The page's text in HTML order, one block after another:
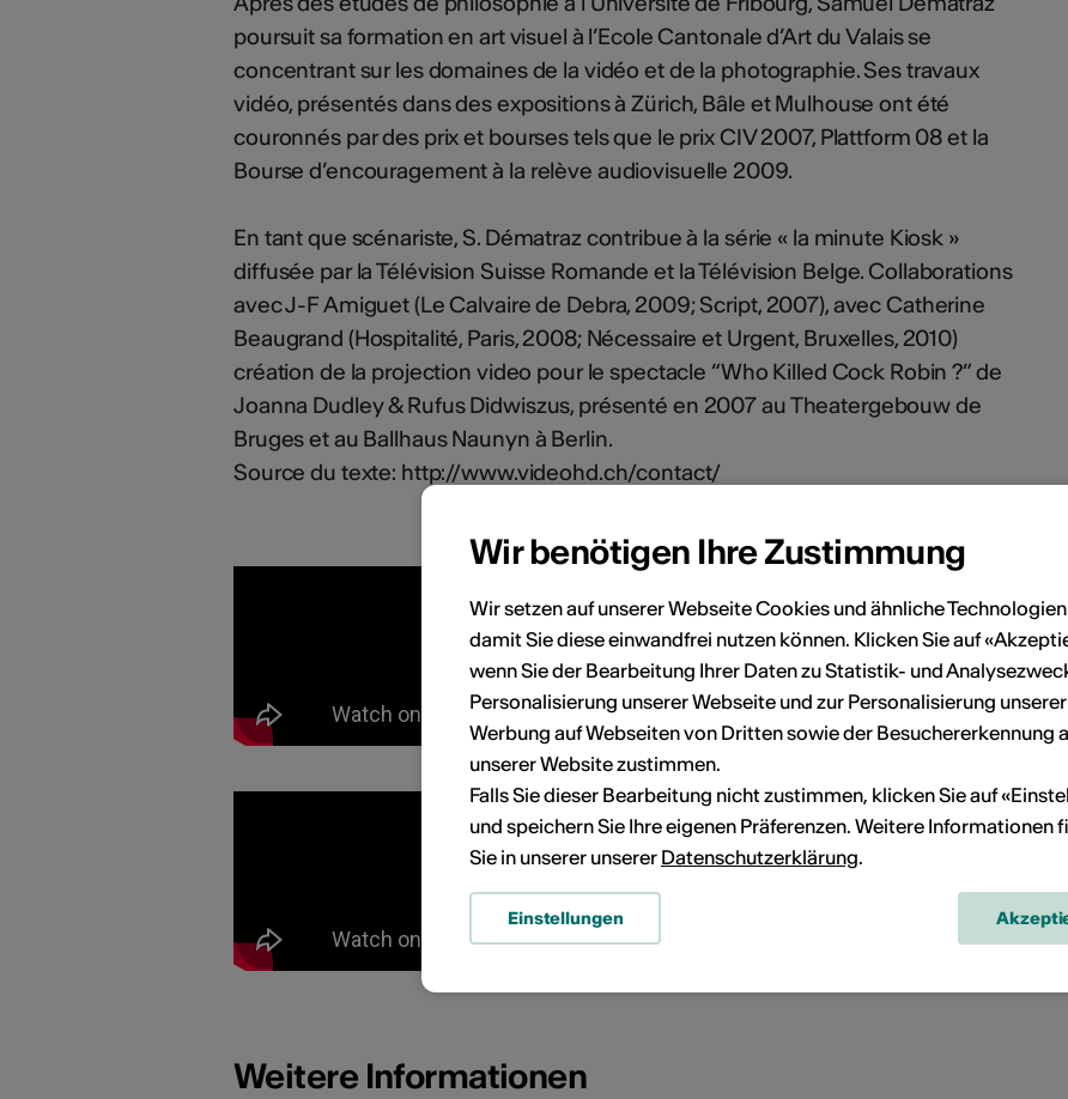
poursuit sa formation en art visuel à l’Ecole Cantonale d’Art du Valais se
concentrant sur les domaines de la vidéo et de la photographie. Ses travaux
vidéo, présentés dans des expositions à Zürich, Bâle et Mulhouse ont été
couronnés par des prix et bourses tels que le prix CIV 2007, Plattform 08 et la
Bourse d’encouragement à la relève audiovisuelle 2009.
En tant que scénariste, S. Dématraz contribue à la série « la minute Kiosk »
diffusée par la Télévision Suisse Romande et la Télévision Belge. Collaborations
avec J-F Amiguet (Le Calvaire de Debra, 2009; Script, 2007), avec Catherine
Beaugrand (Hospitalité, Paris, 2008; Nécessaire et Urgent, Bruxelles, 2010)
création de la projection video pour le spectacle “Who Killed Cock Robin ?” de
Joanna Dudley & Rufus Didwiszus, présenté en 2007 au Theatergebouw de
Bruges et au Ballhaus Naunyn à Berlin.
Source du texte: http://www.videohd.ch/contact/
Weitere Informationen
Wir benötigen Ihre Zustimmung
Wir setzen auf unserer Webseite Cookies und ähnliche
damit Sie diese einwandfrei nutzen können. Klicken Sie auf
wenn Sie der Bearbeitung Ihrer Daten zu Statistik- und
Personalisierung unserer Webseite und zur Personalisierung unserer
Werbung auf Webseiten von Dritten sowie der Besuchererkennung
unserer Website zustimmen.
Falls Sie dieser Bearbeitung nicht zustimmen, klicken Sie auf
und speichern Sie Ihre eigenen Präferenzen. Weitere Informationen
Sie in unserer unserer Datenschutzerklärung.
Einstellungen